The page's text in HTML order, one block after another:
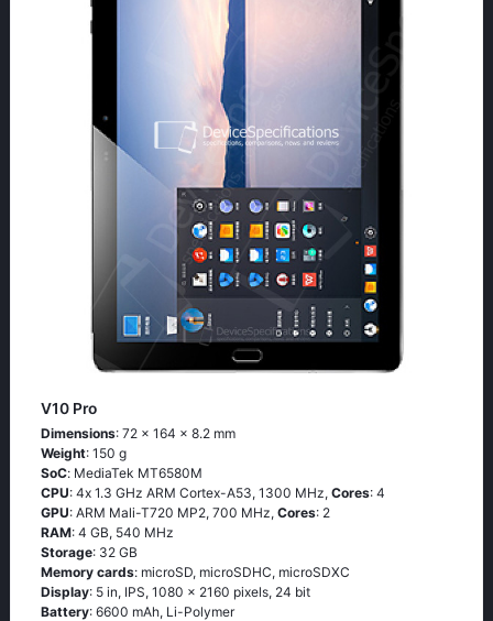
V10 Pro
Dimensions: 72 x 164 x 8.2 mm
Weight: 150 g
SoC: МеdiаТеk МТ6580М
CPU: 4х 1.3 GНz АRМ Соrtех-А53, 1300 MHz, Cores: 4
GPU: ARM Mali-T720 MP2, 700 MHz, Cores: 2
RAM: 4 GB, 540 MHz
Storage: 32 GB
Memory cards: microSD, microSDHC, microSDXC
Display: 5 in, IPS, 1080 x 2160 pixels, 24 bit
Battery: 6600 mAh, Li-Polymer